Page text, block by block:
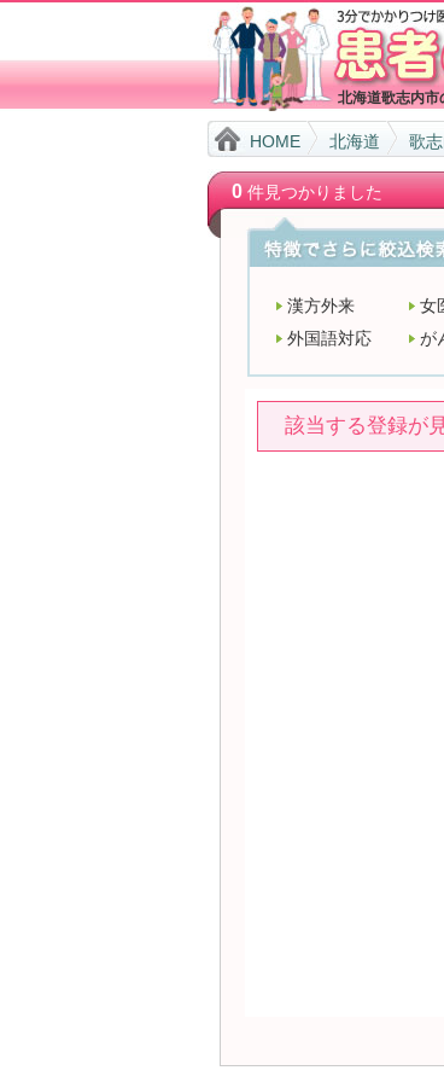
北海道歌志内市
HOME 北海道 歌
0件見つかりました
漢方外来 女
外国語対応
が
該当する登録が